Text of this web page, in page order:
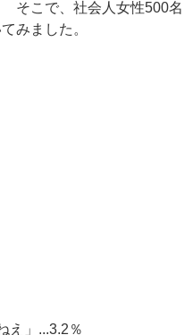
そこで、社会人女性500名
みました。
え」...3.2％